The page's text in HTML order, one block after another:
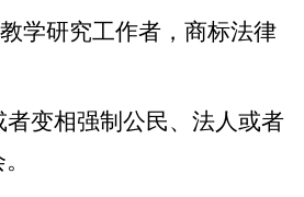
学研究工作者，商标法律
者变相强制公民、法人或者